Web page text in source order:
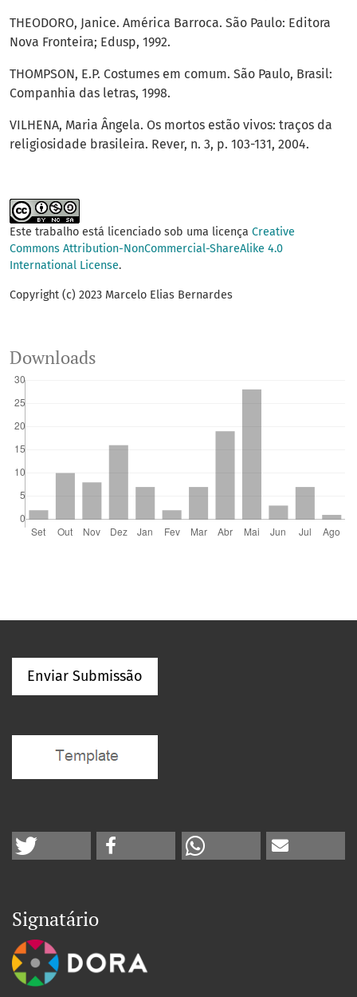
THEODORO, Janice. América Barroca. São Paulo: Editora
Nova Fronteira; Edusp, 1992.
THOMPSON, E.P. Costumes em comum. São Paulo, Brasil:
Companhia das letras, 1998.
VILHENA, Maria Ângela. Os mortos estão vivos: traços da
religiosidade brasileira. Rever, n. 3, p. 103-131, 2004.
Este trabalho está licenciado sob uma licença Creative
Commons Attribution-NonCommercial-ShareAlike 4.0
International License.
Copyright (c) 2023 Marcelo Elias Bernardes
Downloads
Enviar Submissão
Signatário